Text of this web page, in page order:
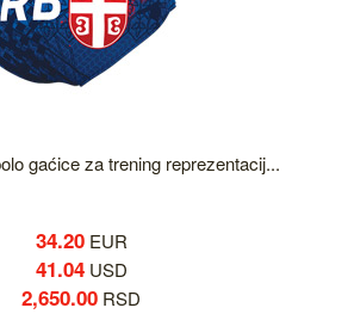
gaćice za trening reprezentacij...
34.20EUR
41.04USD
2,650.00 RSD